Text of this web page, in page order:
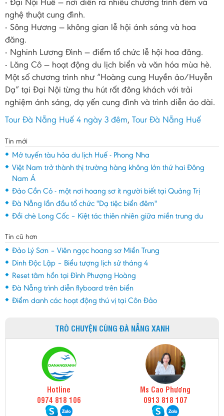
nghệ thuật cung đình.
- Sông Hương — không gian lễ hội ánh sáng và hoa
đăng.
- Nghinh Lương Đình — điểm tổ chức lễ hội hoa đăng.
- Lăng Cô — hoạt động du lịch biển và văn hóa mùa hè.
Một số chương trình như “Hoàng cung Huyền ảo/Huyễn
Dạ” tại Đại Nội từng thu hút rất đông khách với trải
nghiệm ánh sáng, dạ yến cung đình và trình diễn áo dài.
Tour Đà Nẵng Huế 4 ngày 3 đêm, Tour Đà Nẵng Huế
Tin mới
Mở tuyến tàu hỏa du lịch Huế - Phong Nha
Việt Nam trở thành thị trường hàng không lớn thứ hai Đông
Nam Á
Đảo Cồn Cỏ - một nơi hoang sơ ít người biết tại Quảng Trị
Đà Nẵng lần đầu tổ chức "Dạ tiệc biển đêm"
Đồi chè Long Cốc – Kiệt tác thiên nhiên giữa miền trung du
Tin cũ hơn
Đảo Lý Sơn – Viên ngọc hoang sơ Miền Trung
Dinh Độc Lập – Biểu tượng lịch sử tháng 4
Reset tâm hồn tại Đỉnh Phượng Hoàng
Đà Nẵng trình diễn flyboard trên biển
Điểm danh các hoạt động thú vị tại Côn Đảo
TRÒ CHUYỆN CÙNG ĐÀ NẴNG XANH
Hotline
0974 818 106
Ms Cao Phương
0913 818 107